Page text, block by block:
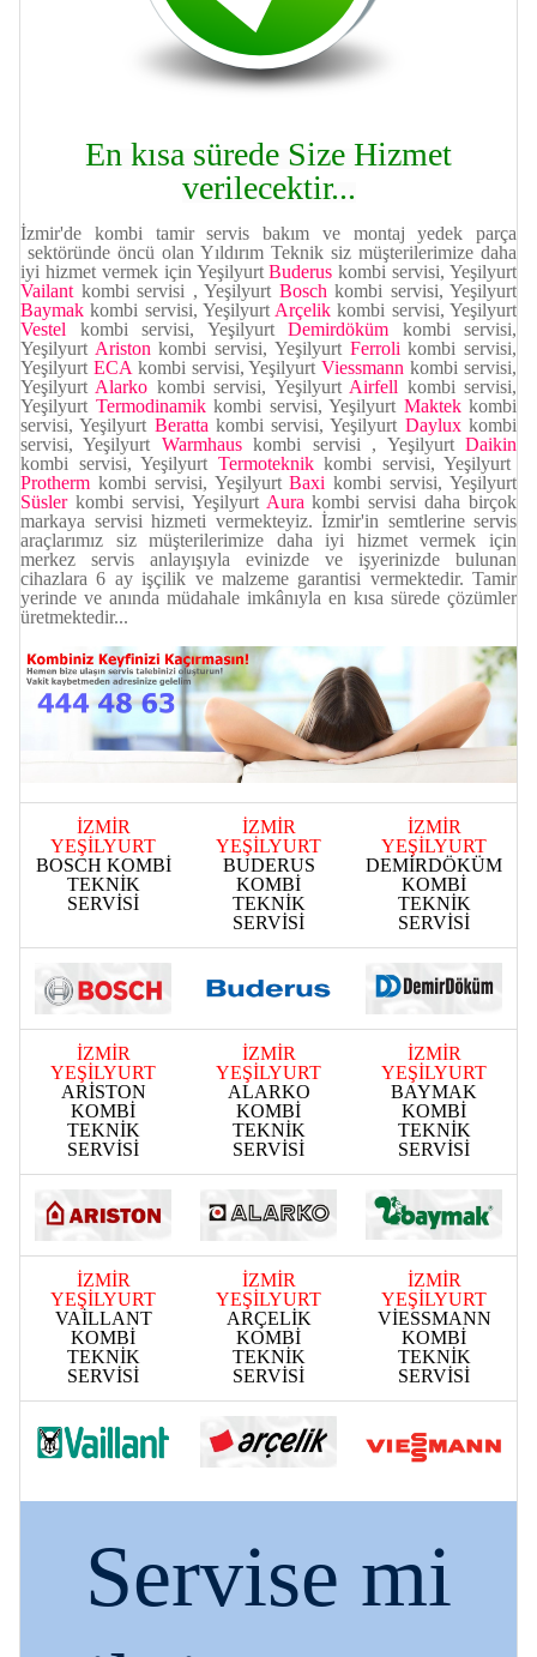
En kısa sürede Size Hizmet
verilecektir...
İzmir'de kombi tamir servis bakım ve montaj yedek parça
sektöründe öncü olan Yıldırım Teknik siz müşterilerimize daha
iyi hizmet vermek için YeşilyurtBuderus kombi servisi, Yeşilyurt
Vailant kombi servisi , Yeşilyurt Bosch kombi servisi, Yeşilyurt
Baymak kombi servisi, Yeşilyurt Arçelik kombi servisi, Yeşilyurt
Vestel kombi servisi, Yeşilyurt Demirdöküm kombi servisi,
Yeşilyurt Ariston kombi servisi, Yeşilyurt Ferroli kombi servisi,
Yeşilyurt ECA kombi servisi, YeşilyurtViessmann kombi servisi,
Yeşilyurt Alarko kombi servisi, Yeşilyurt Airfell kombi servisi,
Yeşilyurt Termodinamikkombi servisi, Yeşilyurt Maktekkombi
servisi, Yeşilyurt Beratta kombi servisi, Yeşilyurt Dayluxkombi
servisi, Yeşilyurt Warmhauskombi servisi , YeşilyurtDaikin
kombi servisi, Yeşilyurt Termoteknikkombi servisi, Yeşilyurt
Protherm kombi servisi, YeşilyurtBaxi kombi servisi, Yeşilyurt
Süslerkombi servisi, Yeşilyurt Aura kombi servisi daha birçok
markaya servisi hizmeti vermekteyiz. İzmir'in semtlerine servis
araçlarımız siz müşterilerimize daha iyi hizmet vermek için
merkez servis anlayışıyla evinizde ve işyerinizde bulunan
cihazlara 6 ay işçilik ve malzeme garantisi vermektedir. Tamir
yerinde ve anında müdahale imkânıyla en kısa sürede çözümler
üretmektedir...
İZMİR
YEŞİLYURT
BOSCH KOMBİ
TEKNİK
SERVİSİ
İZMİR
YEŞİLYURT
BUDERUS
KOMBİ
TEKNİK
SERVİSİ
İZMİR
YEŞİLYURT
DEMİRDÖKÜM
KOMBİ
TEKNİK
SERVİSİ
İZMİR
YEŞİLYURT
ARİSTON
KOMBİ
TEKNİK
SERVİSİ
İZMİR
YEŞİLYURT
ALARKO
KOMBİ
TEKNİK
SERVİSİ
İZMİR
YEŞİLYURT
BAYMAK
KOMBİ
TEKNİK
SERVİSİ
İZMİR
YEŞİLYURT
VAİLLANT
KOMBİ
TEKNİK
SERVİSİ
İZMİR
YEŞİLYURT
ARÇELİK
KOMBİ
TEKNİK
SERVİSİ
İZMİR
YEŞİLYURT
VİESSMANN
KOMBİ
TEKNİK
SERVİSİ
Servise mi